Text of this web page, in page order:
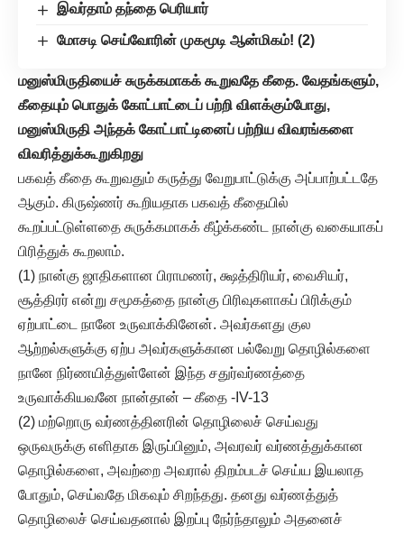
இவர்தாம் தந்தை பெரியார்
மோசடி செய்வோரின் முகமூடி ஆன்மிகம்! (2)
மனுஸ்மிருதியைச் சுருக்கமாகக் கூறுவதே கீதை. வேதங்களும்,
கீதையும் பொதுக் கோட்பாட்டைப் பற்றி விளக்கும்போது,
மனுஸ்மிருதி அந்தக் கோட்பாட்டினைப் பற்றிய விவரங்களை
விவரித்துக்கூறுகிறது
பகவத் கீதை கூறுவதும் கருத்து வேறுபாட்டுக்கு அப்பாற்பட்டதே
ஆகும். கிருஷ்ணர் கூறியதாக பகவத் கீதையில்
கூறப்பட்டுள்ளதை சுருக்கமாகக் கீழ்க்கண்ட நான்கு வகையாகப்
பிரித்துக் கூறலாம்.
(1) நான்கு ஜாதிகளான பிராமணர், க்ஷத்திரியர், வைசியர்,
சூத்திரர் என்று சமூகத்தை நான்கு பிரிவுகளாகப் பிரிக்கும்
ஏற்பாட்டை நானே உருவாக்கினேன். அவர்களது குல
ஆற்றல்களுக்கு ஏற்ப அவர்களுக்கான பல்வேறு தொழில்களை
நானே நிர்ணயித்துள்ளேன் இந்த சதுர்வர்ணத்தை
உருவாக்கியவனே நான்தான் – கீதை -IV-13
(2) மற்றொரு வர்ணத்தினரின் தொழிலைச் செய்வது
ஒருவருக்கு எளிதாக இருப்பினும், அவரவர் வர்ணத்துக்கான
தொழில்களை, அவற்றை அவரால் திறம்படச் செய்ய இயலாத
போதும், செய்வதே மிகவும் சிறந்தது. தனது வர்ணத்துத்
தொழிலைச் செய்வதனால் இறப்பு நேர்ந்தாலும் அதனைச்